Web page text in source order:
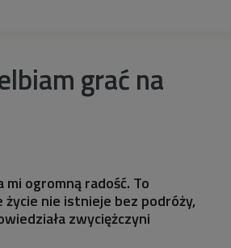
grać na
ogromną radość. To
nie istnieje bez podróży,
zwyciężczyni